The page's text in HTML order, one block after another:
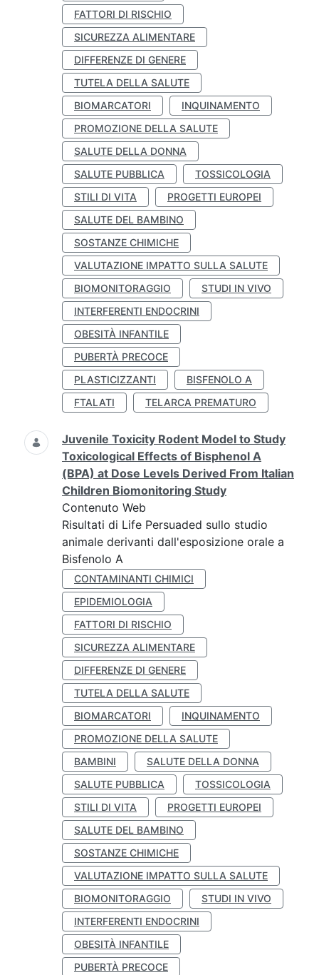
FATTORI DI RISCHIO
SICUREZZA ALIMENTARE
DIFFERENZE DI GENERE
TUTELA DELLA SALUTE
BIOMARCATORI
INQUINAMENTO
PROMOZIONE DELLA SALUTE
SALUTE DELLA DONNA
SALUTE PUBBLICA
TOSSICOLOGIA
STILI DI VITA
PROGETTI EUROPEI
SALUTE DEL BAMBINO
SOSTANZE CHIMICHE
VALUTAZIONE IMPATTO SULLA SALUTE
BIOMONITORAGGIO
STUDI IN VIVO
INTERFERENTI ENDOCRINI
OBESITÀ INFANTILE
PUBERTÀ PRECOCE
PLASTICIZZANTI
BISFENOLO A
FTALATI
TELARCA PREMATURO
Juvenile Toxicity Rodent Model to Study
Toxicological Effects of Bisphenol A
(BPA) at Dose Levels Derived From Italian
Children Biomonitoring Study
Contenuto Web
Risultati di Life Persuaded sullo studio
animale derivanti dall'esposizione orale a
Bisfenolo A
CONTAMINANTI CHIMICI
EPIDEMIOLOGIA
FATTORI DI RISCHIO
SICUREZZA ALIMENTARE
DIFFERENZE DI GENERE
TUTELA DELLA SALUTE
BIOMARCATORI
INQUINAMENTO
PROMOZIONE DELLA SALUTE
BAMBINI
SALUTE DELLA DONNA
SALUTE PUBBLICA
TOSSICOLOGIA
STILI DI VITA
PROGETTI EUROPEI
SALUTE DEL BAMBINO
SOSTANZE CHIMICHE
VALUTAZIONE IMPATTO SULLA SALUTE
BIOMONITORAGGIO
STUDI IN VIVO
INTERFERENTI ENDOCRINI
OBESITÀ INFANTILE
PUBERTÀ PRECOCE